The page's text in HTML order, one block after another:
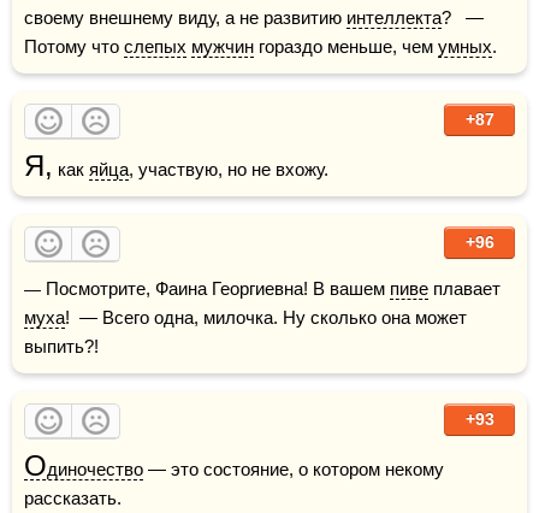
своему внешнему виду, а не развитию интеллекта?   —
Потому что слепых мужчин гораздо меньше, чем умных.
+87
Я, как яйца, участвую, но не вхожу.
+96
— Посмотрите, Фаина Георгиевна! В вашем пиве
муха!  — Всего одна, милочка. Ну сколько она может
выпить?!
+93
Одиночество — это состояние, о котором некому
рассказать.